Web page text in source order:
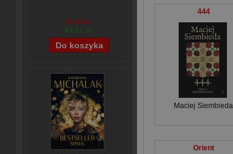
54,39 zł
43,71 zł
444
Maciej Siembieda
Orient